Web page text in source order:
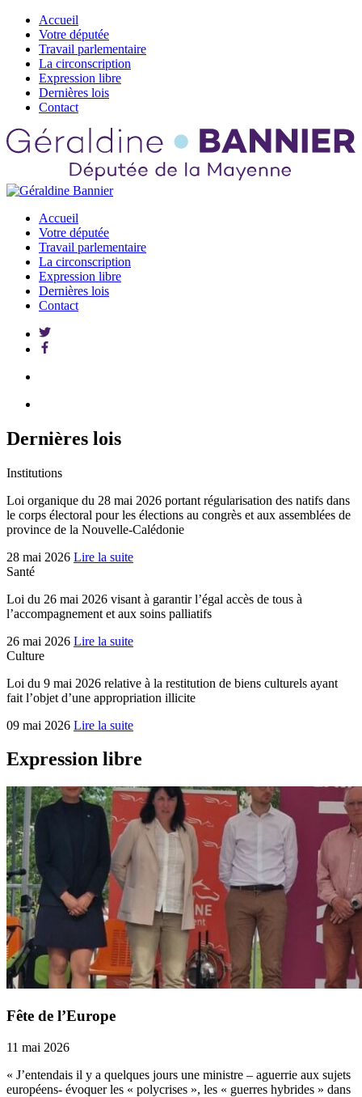
Accueil
Votre députée
Travail parlementaire
La circonscription
Expression libre
Dernières lois
Contact
Accueil
Votre députée
Travail parlementaire
La circonscription
Expression libre
Dernières lois
Contact
Dernières lois
Institutions
Loi organique du 28 mai 2026 portant régularisation des natifs dans
le corps électoral pour les élections au congrès et aux assemblées de
province de la Nouvelle-Calédonie
28 mai 2026 Lire la suite
Santé
Loi du 26 mai 2026 visant à garantir l’égal accès de tous à
l’accompagnement et aux soins palliatifs
26 mai 2026 Lire la suite
Culture
Loi du 9 mai 2026 relative à la restitution de biens culturels ayant
fait l’objet d’une appropriation illicite
09 mai 2026 Lire la suite
Expression libre
Fête de l’Europe
11 mai 2026
« J’entendais il y a quelques jours une ministre – aguerrie aux sujets
européens- évoquer les « polycrises », les « guerres hybrides » dans